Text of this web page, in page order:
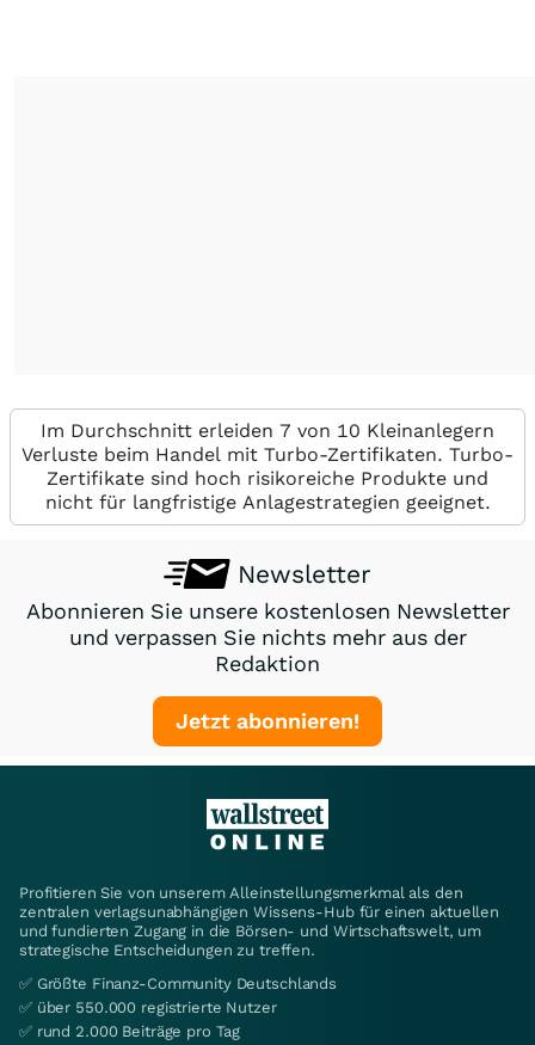
Im Durchschnitt erleiden 7 von 10 Kleinanlegern
Verluste beim Handel mit Turbo-Zertifikaten. Turbo-
Zertifikate sind hoch risikoreiche Produkte und
nicht für langfristige Anlagestrategien geeignet.
Newsletter
Abonnieren Sie unsere kostenlosen Newsletter
und verpassen Sie nichts mehr aus der
Redaktion
Jetzt abonnieren!
Profitieren Sie von unserem Alleinstellungsmerkmal als den
zentralen verlagsunabhängigen Wissens-Hub für einen aktuellen
und fundierten Zugang in die Börsen- und Wirtschaftswelt, um
strategische Entscheidungen zu treffen.
✅ Größte Finanz-Community Deutschlands
✅ über 550.000 registrierte Nutzer
✅ rund 2.000 Beiträge pro Tag